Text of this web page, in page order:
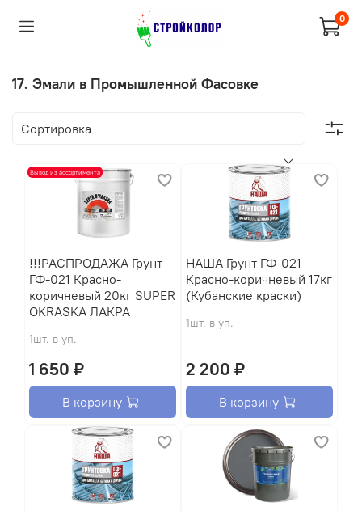
0
17. Эмали в Промышленной Фасовке
Вывод из ассортимента
!!!РАСПРОДАЖА Грунт
ГФ-021 Красно-
коричневый 20кг SUPER
OKRASKA ЛАКРА
1шт. в уп.
1 650 ₽
В корзину
HАША Грунт ГФ-021
Красно-коричневый 17кг
(Кубанские краски)
1шт. в уп.
2 200 ₽
В корзину